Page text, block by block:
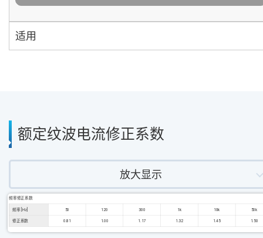
适用
额定纹波电流修正系数
放大显示
频率修正系数
频率 [Hz] 50 120 300 1k 10k 50k
修正系数 0.81 1.00 1.17 1.32 1.45 1.50